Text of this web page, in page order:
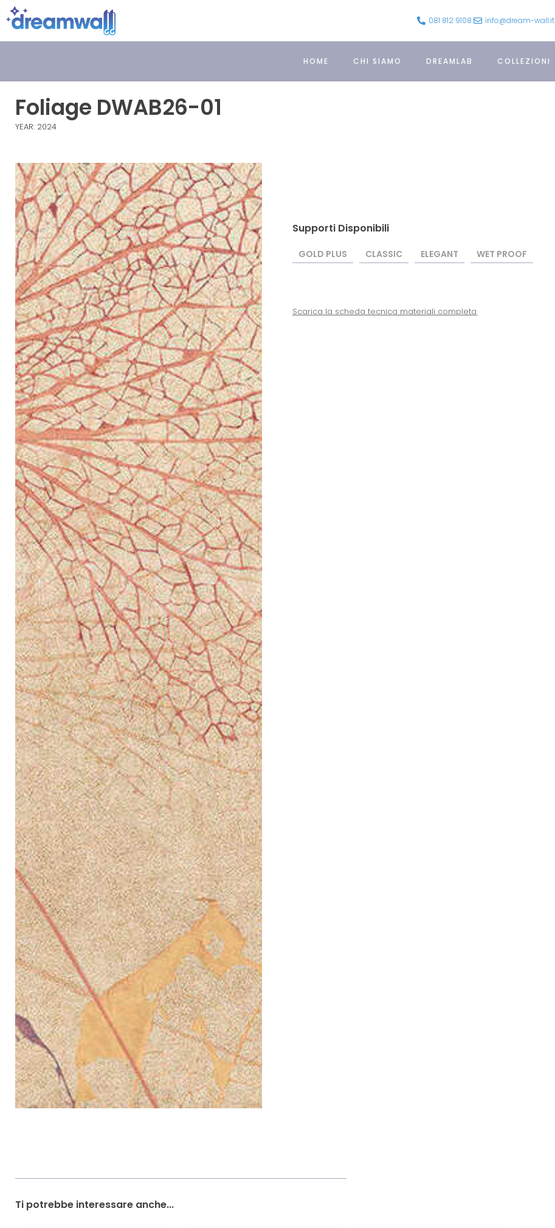
081 812 9108 info@dream-wall.it
HOME CHI SIAMO DREAMLAB COLLEZIONI
Foliage DWAB26-01
YEAR: 2024
Supporti Disponibili
GOLD PLUS CLASSIC ELEGANT WET PROOF
Scarica la scheda tecnica materiali completa.
Ti potrebbe interessare anche...